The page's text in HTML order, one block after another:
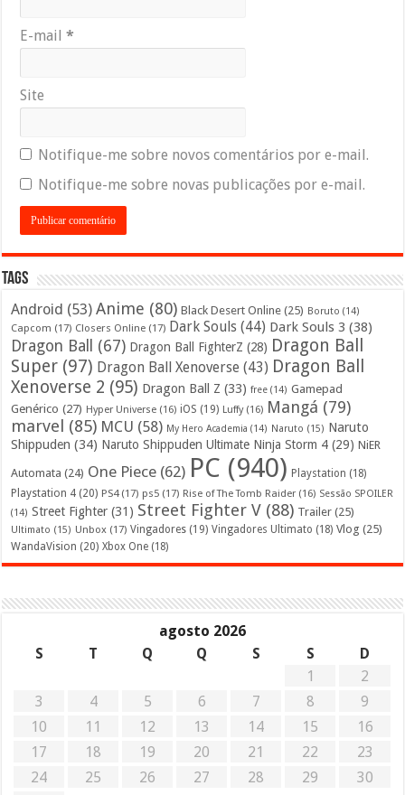
E-mail*
Site
Notifique-me sobre novos comentários por e-mail.
Notifique-me sobre novas publicações por e-mail.
Tags
Android (53) Anime (80) Black Desert Online (25) Boruto (14)
Capcom (17) Closers Online (17) Dark Souls (44) Dark Souls 3 (38)
Dragon Ball (67) Dragon Ball FighterZ (28) Dragon Ball
Super (97) Dragon Ball Xenoverse (43) Dragon Ball
Xenoverse 2 (95) Dragon Ball Z (33) free (14) Gamepad
Genérico (27) Hyper Universe (16) iOS (19) Luffy(16) Mangá (79)
marvel (85) MCU (58) My Hero Academia (14) Naruto (15) Naruto
Shippuden (34) Naruto Shippuden Ultimate Ninja Storm 4 (29) NiER
Automata (24) One Piece (62) PC (940) Playstation (18)
Playstation 4 (20) PS4(17) ps5 (17) Rise of The Tomb Raider (16) Sessão SPOILER
(14) Street Fighter (31) Street Fighter V (88) Trailer (25)
Ultimato (15) Unbox (17) Vingadores (19) Vingadores Ultimato (18) Vlog (25)
WandaVision (20) Xbox One (18)
agosto 2026
S
T Q Q S S
D
1
2
3
4 5 6 7 8
9
10
11 12 13 14 15
16
17
18 19 20 21 22
23
24
25 26 27 28 29
30